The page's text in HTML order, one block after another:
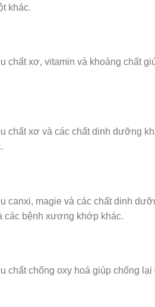
khác.
chất xơ, vitamin và khoáng chất
chất xơ và các chất dinh dưỡng
canxi, magie và các chất dinh
các bệnh xương khớp khác.
chất chống oxy hoá giúp chống